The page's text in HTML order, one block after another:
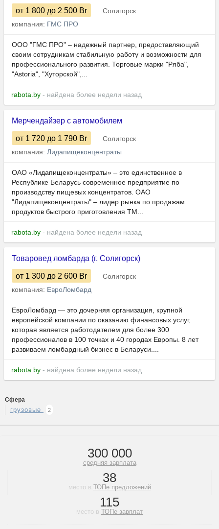
от 1 800 до 2 500 Br
Солигорск
компания: ГМС ПРО
ООО "ГМС ПРО" – надежный партнер, предоставляющий
своим сотрудникам стабильную работу и возможности для
профессионального развития. Торговые марки "Ряба",
"Astoria", "Хуторской",...
rabota.by - найдена более недели назад
Мерчендайзер c автомобилем
от 1 720 до 1 790 Br
Солигорск
компания: Лидапищеконцентраты
ОАО «Лидапищеконцентраты» – это единственное в
Республике Беларусь современное предприятие по
производству пищевых концентратов. ОАО
"Лидапищеконцентраты" – лидер рынка по продажам
продуктов быстрого приготовления ТМ...
rabota.by - найдена более недели назад
Товаровед ломбарда (г. Солигорск)
от 1 300 до 2 600 Br
Солигорск
компания: ЕвроЛомбард
ЕвроЛомбард — это дочерняя организация, крупной
европейской компании по оказанию финансовых услуг,
которая является работодателем для более 300
профессионалов в 100 точках и 40 городах Европы. 8 лет
развиваем ломбардный бизнес в Беларуси....
rabota.by - найдена более недели назад
Сфера
грузовые 2
300 000
средняя зарплата
38
место в ТОПе предложений
115
место в ТОПе зарплат